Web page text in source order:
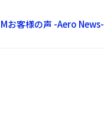
お客様の声 -Aero News-